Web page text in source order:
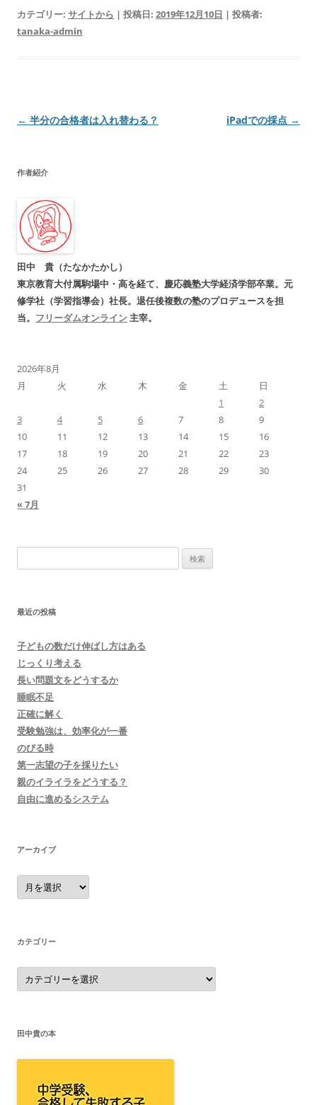
カテゴリー: サイトから | 投稿日: 2019年12月10日 | 投稿者:
tanaka-admin
投
ビ
ー
シ
ョ
ン
← 半分の合格者は入れ替わる？ iPadでの採点 →
作者紹介
田中 貴（たなかたかし）
東京教育大付属駒場中・高を経て、慶応義塾大学経済学部卒業。元
修学社（学習指導会）社長。退任後複数の塾のプロデュースを担
当。 フリーダムオンライン 主宰。
2026年8月
月
火 水 木 金 土
日
1
2
3
4 5 6 7 8
9
10
11 12 13 14 15
16
17
18 19 20 21 22
23
24
25 26 27 28 29
30
31
« 7月
索:
最近の投稿
子どもの数だけ伸ばし方はある
じっくり考える
長い問題文をどうするか
睡眠不足
正確に解く
受験勉強は、効率化が一番
のびる時
第一志望の子を採りたい
親のイライラをどうする？
自由に進めるシステム
アーカイブ
ア
ー
カ
カテゴリー
カ
テ
ゴ
田中貴の本